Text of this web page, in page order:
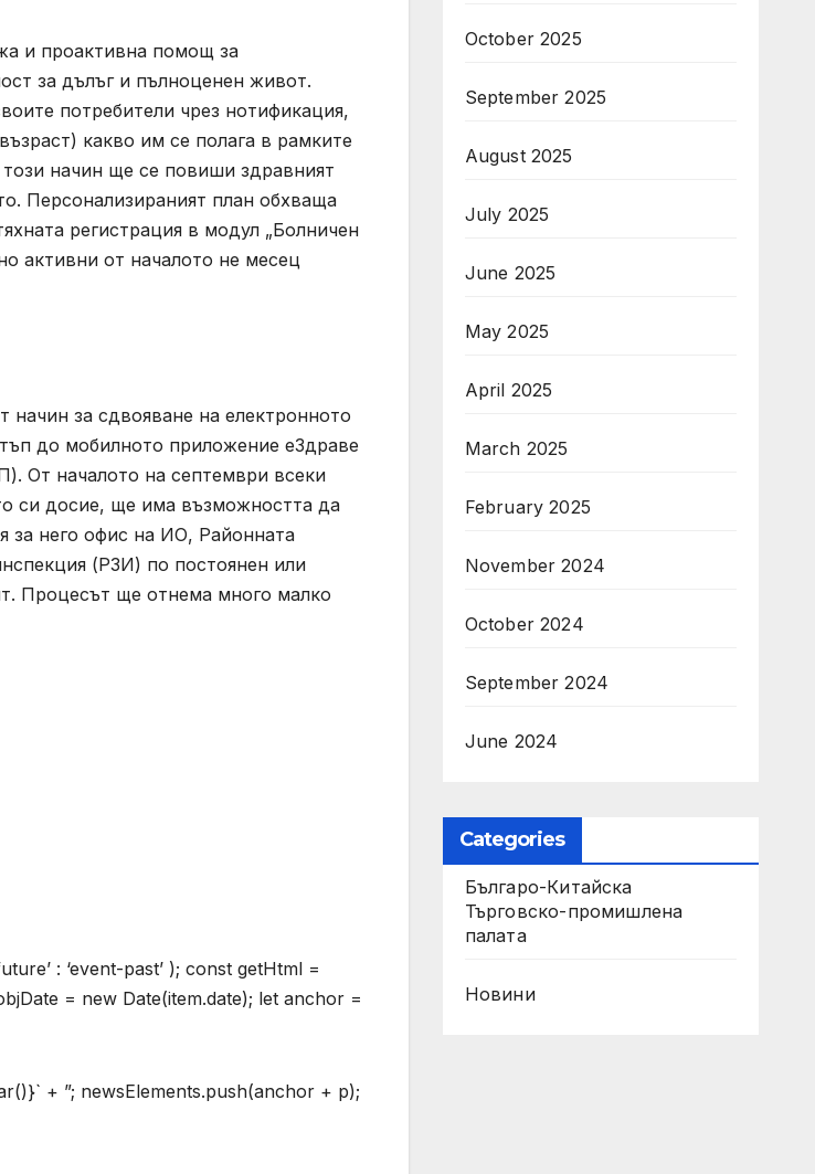
и проактивна помощ за
за дълъг и пълноценен живот.
потребители чрез нотификация,
какво им се полага в рамките
начин ще се повиши здравният
Персонализираният план обхваща
регистрация в модул „Болничен
активни от началото не месец
за сдвояване на електронното
до мобилното приложение еЗдраве
От началото на септември всеки
си досие, ще има възможността да
за него офис на ИО, Районната
(РЗИ) по постоянен или
Процесът ще отнема много малко
: ‘event-past’ ); const getHtml =
= new Date(item.date); let anchor =
+ ”; newsElements.push(anchor + p);
October 2025
September 2025
August 2025
July 2025
June 2025
May 2025
April 2025
March 2025
February 2025
November 2024
October 2024
September 2024
June 2024
Categories
Българо-Китайска
Търговско-промишлена
палaта
Новини